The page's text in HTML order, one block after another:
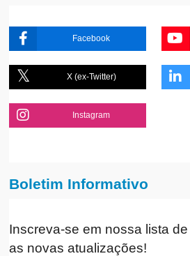
Facebook
X (ex-Twitter)
Instagram
Boletim Informativo
Inscreva-se em nossa lista
as novas atualizações!